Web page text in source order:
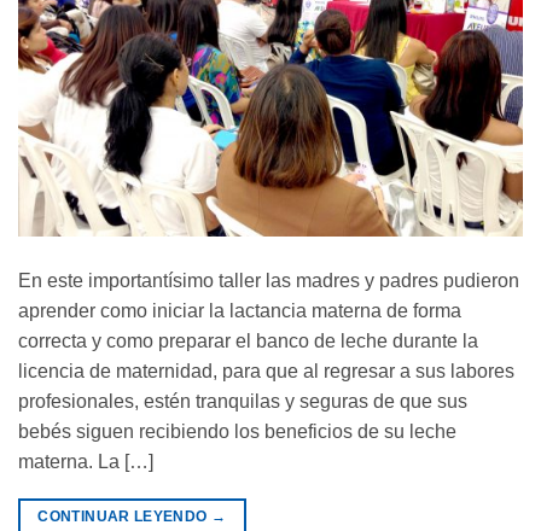
En este importantísimo taller las madres y padres pudieron
aprender como iniciar la lactancia materna de forma
correcta y como preparar el banco de leche durante la
licencia de maternidad, para que al regresar a sus labores
profesionales, estén tranquilas y seguras de que sus
bebés siguen recibiendo los beneficios de su leche
materna. La […]
CONTINUAR LEYENDO →